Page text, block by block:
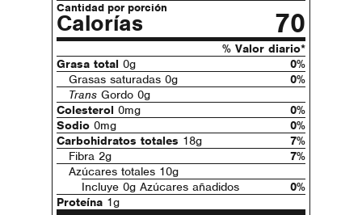
Cantidad por porción
Calorías 70
% Valor diario*
Grasa total 0g
0%
Grasas saturadas 0g
0%
Trans Gordo 0g
Colesterol 0mg
0%
Sodio 0mg
0%
Carbohidratos totales 18g
7%
Fibra 2g
7%
Azúcares totales 10g
Incluye 0g Azúcares añadidos
0%
Proteína 1g